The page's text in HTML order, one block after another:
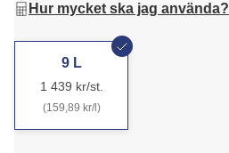
Hur mycket ska jag använda?
9 L
1 439 kr/st.
(159,89 kr/l)